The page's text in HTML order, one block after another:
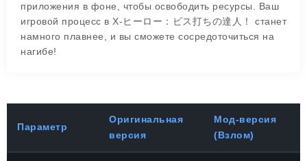
приложения в фоне, чтобы освободить ресурсы. Ваш
игровой процесс в X-ヒーロー：ビス打ちの達人！ станет
намного плавнее, и вы сможете сосредоточиться на
нагибе!
Параметр
Оригинальная
версия
Мод-версия
(Взлом)